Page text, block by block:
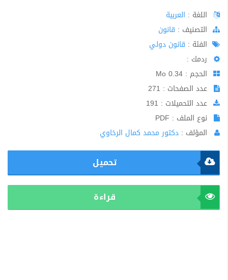
اللغة : العربية
اﻟﺘﺼﻨﻴﻒ : قانون
الفئة : قانون دولي
ردمك :
الحجم : 0.34 Mo
عدد الصفحات : 271
عدد التحميلات : 191
نوع الملف : PDF
المؤلف : دكتور محمد كمال الرخاوي
تحميل
قراءة